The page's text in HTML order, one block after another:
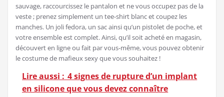
sauvage, raccourcissez le pantalon et ne vous occupez pas de la
veste ; prenez simplement un tee-shirt blanc et coupez les
manches. Un joli fedora, un sac ainsi qu’un pistolet de poche, et
votre ensemble est complet. Ainsi, qu’il soit acheté en magasin,
découvert en ligne ou fait par vous-même, vous pouvez obtenir
le costume de mafieux sexy que vous souhaitez !
Lire aussi : 4 signes de rupture d’un implant
en silicone que vous devez connaître